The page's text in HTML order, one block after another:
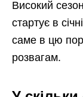
Високий
стартує в
саме в цю
розвагам.